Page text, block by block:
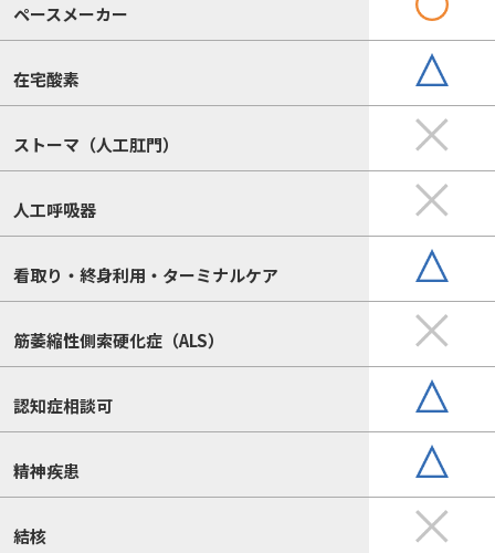
ペースメーカー
在宅酸素
ストーマ（人工肛門）
人工呼吸器
看取り・終身利用・ターミナルケア
筋萎縮性側索硬化症（ALS）
認知症相談可
精神疾患
結核